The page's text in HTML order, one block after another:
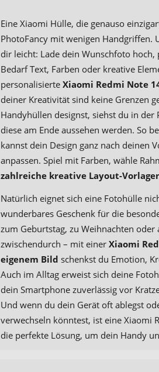
Eine Xiaomi Hülle, die genauso
PhotoFancy mit wenigen Handgriffen.
dir leicht: Lade dein Wunschfoto
Bedarf Text, Farben oder kreative
personalisierte Xiaomi Redmi Note
deiner Kreativität sind keine Grenzen
Handyhüllen designst, siehst du in
diese am Ende aussehen werden. So
kannst dein Design ganz nach deinen
anpassen. Spiel mit Farben, wähle
zahlreiche kreative Layout-
Natürlich eignet sich eine Fotohülle
wunderbares Geschenk für die
zum Geburtstag, zu Weihnachten
zwischendurch – mit einer Xiaomi
eigenem Bild schenkst du Emotion,
Auch im Alltag erweist sich deine
dein Smartphone zuverlässig vor
Und wenn du dein Gerät oft ablegst
verwechseln könntest, ist eine Xiaomi
die perfekte Lösung, um dein Handy